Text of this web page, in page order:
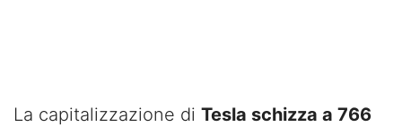
La capitalizzazione di Tesla schizza a 766